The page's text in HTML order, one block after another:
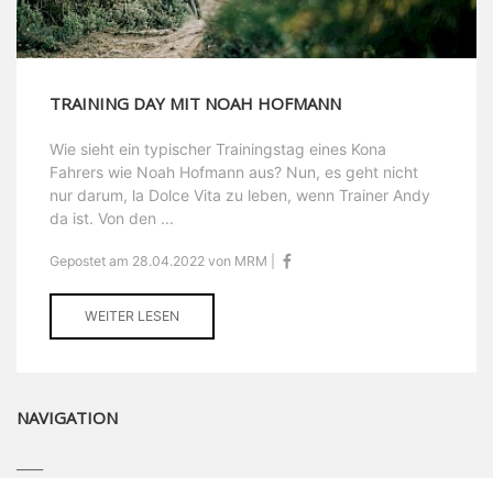
TRAINING DAY MIT NOAH HOFMANN
Wie sieht ein typischer Trainingstag eines Kona
Fahrers wie Noah Hofmann aus? Nun, es geht nicht
nur darum, la Dolce Vita zu leben, wenn Trainer Andy
da ist. Von den ...
Gepostet am 28.04.2022 von MRM |
WEITER LESEN
NAVIGATION